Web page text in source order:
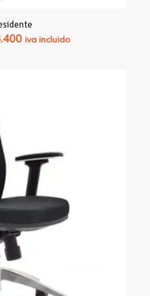
Rango
iva incluido